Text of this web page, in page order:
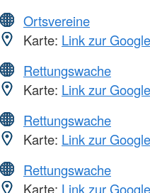
Ortsvereine
Karte: Link zur
Rettungswache
Karte: Link zur
Rettungswache
Karte: Link zur
Rettungswache
Karte: Link zur